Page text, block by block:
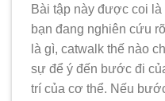
Bài tập này được coi
bạn đang nghiên cứu
là gì, catwalk thế nào
sự để ý đến bước đi
trí của cơ thể. Nếu